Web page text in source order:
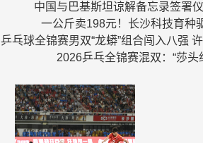
中国与巴基斯坦谅解备忘录签署
一公斤卖198元！长沙科技育种
乒乓球全锦赛男双“龙蟒”组合闯入八强
2026乒乓全锦赛混双：“莎头